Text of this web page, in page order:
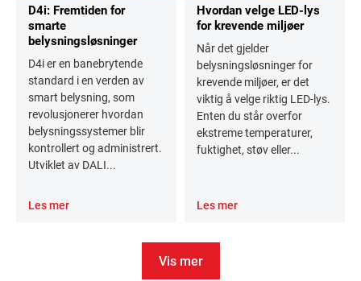
D4i: Fremtiden for
smarte
belysningsløsninger
D4i er en banebrytende
standard i en verden av
smart belysning, som
revolusjonerer hvordan
belysningssystemer blir
kontrollert og administrert.
Utviklet av DALI...
Les mer
Hvordan velge LED-lys
for krevende miljøer
Når det gjelder
belysningsløsninger for
krevende miljøer, er det
viktig å velge riktig LED-lys.
Enten du står overfor
ekstreme temperaturer,
fuktighet, støv eller...
Les mer
Vis mer